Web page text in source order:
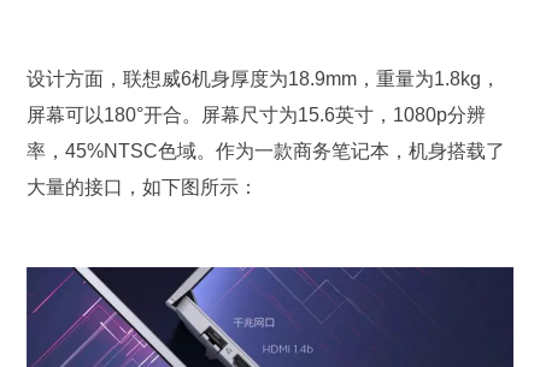
设计方面，联想威6机身厚度为18.9mm，重量为1.8kg，
屏幕可以180°开合。屏幕尺寸为15.6英寸，1080p分辨
率，45%NTSC色域。作为一款商务笔记本，机身搭载了
大量的接口，如下图所示：